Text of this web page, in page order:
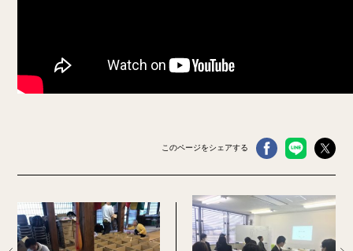
このページをシェアする